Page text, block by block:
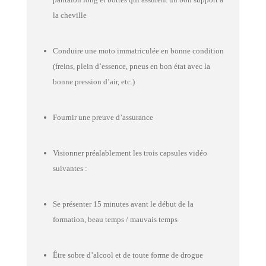
la cheville
Conduire une moto immatriculée en bonne condition
(freins, plein d’essence, pneus en bon état avec la
bonne pression d’air, etc.)
Fournir une preuve d’assurance
Visionner préalablement les trois capsules vidéo
suivantes :
Se présenter 15 minutes avant le début de la
formation, beau temps / mauvais temps
Être sobre d’alcool et de toute forme de drogue